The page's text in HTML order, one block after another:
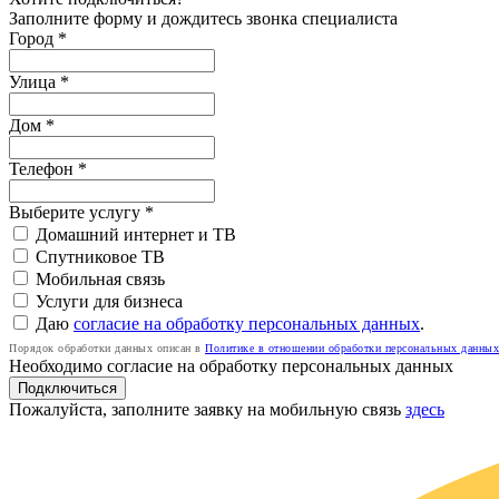
Заполните форму и дождитесь звонка специалиста
Город *
Улица *
Дом *
Телефон *
Выберите услугу *
Домашний интернет и ТВ
Спутниковое ТВ
Мобильная связь
Услуги для бизнеса
Даю согласие на обработку персональных данных.
Порядок обработки данных описан в Политике в отношении обработки персональных данных
Необходимо согласие на обработку персональных данных
Подключиться
Пожалуйста, заполните заявку на мобильную связь здесь